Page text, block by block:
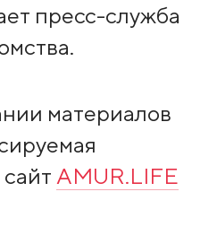
пресс-служба
материалов
AMUR.LIFE